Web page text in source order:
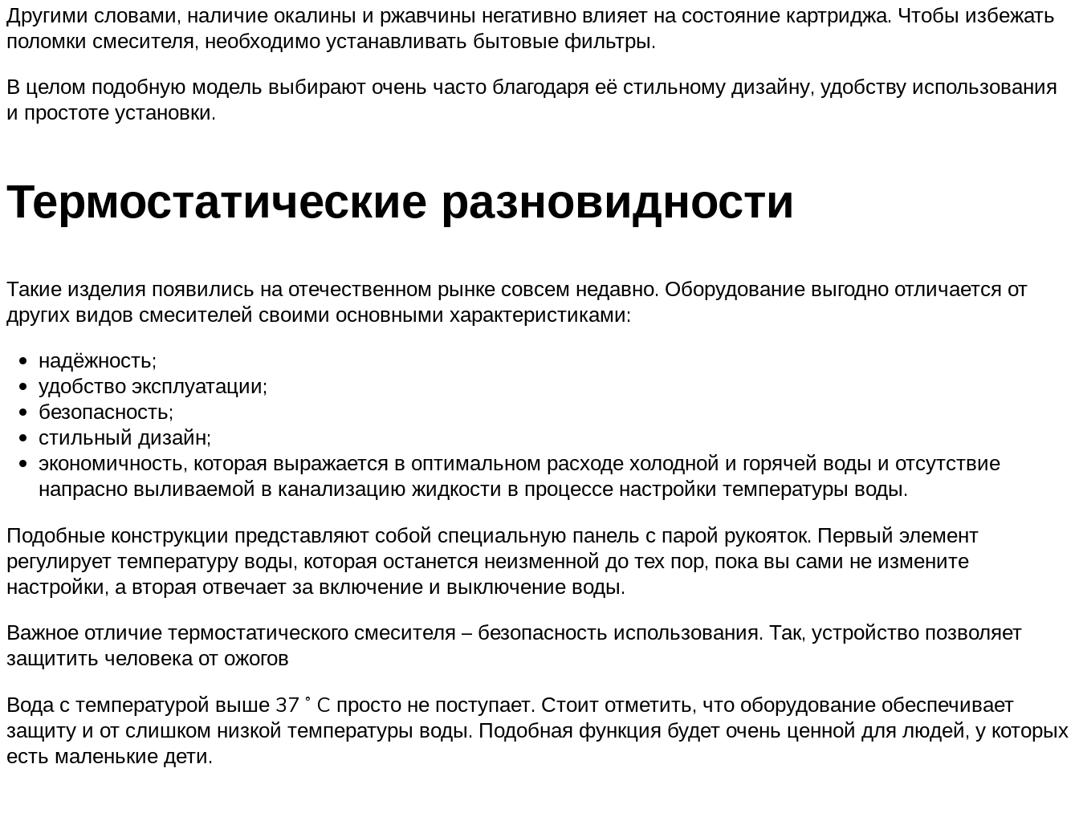
Другими словами, наличие окалины и ржавчины негативно влияет на состояние картриджа. Чтобы избежать
поломки смесителя, необходимо устанавливать бытовые фильтры.
В целом подобную модель выбирают очень часто благодаря её стильному дизайну, удобству использования
и простоте установки.
Термостатические разновидности
Такие изделия появились на отечественном рынке совсем недавно. Оборудование выгодно отличается от
других видов смесителей своими основными характеристиками:
надёжность;
удобство эксплуатации;
безопасность;
стильный дизайн;
экономичность, которая выражается в оптимальном расходе холодной и горячей воды и отсутствие
напрасно выливаемой в канализацию жидкости в процессе настройки температуры воды.
Подобные конструкции представляют собой специальную панель с парой рукояток. Первый элемент
регулирует температуру воды, которая останется неизменной до тех пор, пока вы сами не измените
настройки, а вторая отвечает за включение и выключение воды.
Важное отличие термостатического смесителя – безопасность использования. Так, устройство позволяет
защитить человека от ожогов
Вода с температурой выше 37 ˚ C просто не поступает. Стоит отметить, что оборудование обеспечивает
защиту и от слишком низкой температуры воды. Подобная функция будет очень ценной для людей, у которых
есть маленькие дети.